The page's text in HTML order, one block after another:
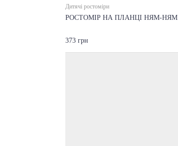
Дитячі ростоміри
РОСТОМІР НА ПЛАНЦІ НЯМ-НЯМ
373 грн